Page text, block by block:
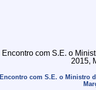
Encontro com S.E. o Ministro